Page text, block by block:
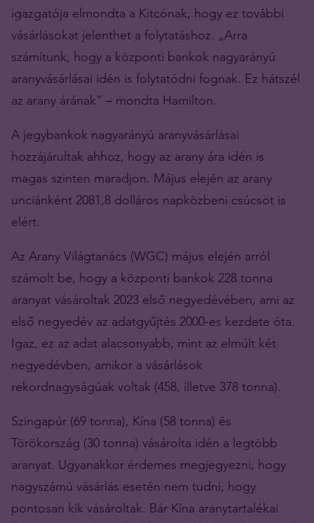
igazgatója elmondta a Kitcónak, hogy ez további
vásárlásokat jelenthet a folytatáshoz. „Arra
számítunk, hogy a központi bankok nagyarányú
aranyvásárlásai idén is folytatódni fognak. Ez hátszél
az arany árának” – mondta Hamilton.
A jegybankok nagyarányú aranyvásárlásai
hozzájárultak ahhoz, hogy az arany ára idén is
magas szinten maradjon. Május elején az arany
unciánként 2081,8 dolláros napközbeni csúcsot is
elért.
Az Arany Világtanács (WGC) május elején arról
számolt be, hogy a központi bankok 228 tonna
aranyat vásároltak 2023 első negyedévében, ami az
első negyedév az adatgyűjtés 2000-es kezdete óta.
Igaz, ez az adat alacsonyabb, mint az elmúlt két
negyedévben, amikor a vásárlások
rekordnagyságúak voltak (458, illetve 378 tonna).
Szingapúr (69 tonna), Kína (58 tonna) és
Törökország (30 tonna) vásárolta idén a legtöbb
aranyat. Ugyanakkor érdemes megjegyezni, hogy
nagyszámú vásárlás esetén nem tudni, hogy
pontosan kik vásároltak. Bár Kína aranytartalékai